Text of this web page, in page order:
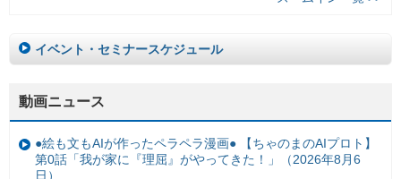
イベント・セミナースケジュール
動画ニュース
●絵も文もAIが作ったペラペラ漫画● 【ちゃのまのAIプロト】
第0話「我が家に『理屈』がやってきた！」（2026年8月6
日）